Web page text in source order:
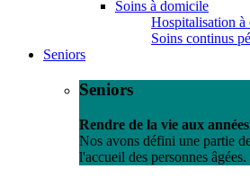
Soins à domicile
Hospitalisation
Soins continus
Seniors
Seniors
Rendre de la vie aux années
Nos avons défini une partie
l'accueil des personnes âgées.